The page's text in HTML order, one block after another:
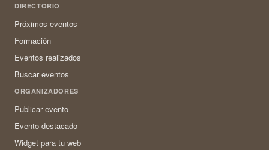
DIRECTORIO
Próximos eventos
Formación
Eventos realizados
Buscar eventos
ORGANIZADORES
Publicar evento
Evento destacado
Widget para tu web